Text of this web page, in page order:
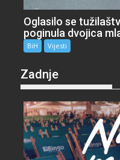
Oglasilo se
poginula dvojica
BiH Vijesti
Zadnje